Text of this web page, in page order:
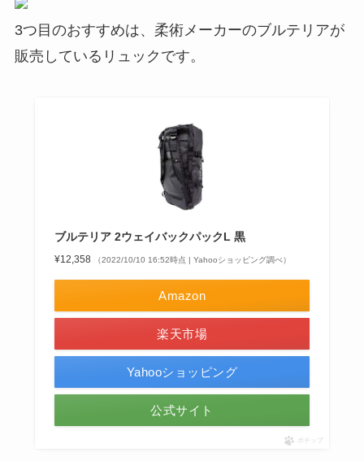
3つ目のおすすめは、柔術メーカーのブルテリアが
販売しているリュックです。
ブルテリア 2ウェイバックパックL 黒
¥12,358 （2022/10/10 16:52時点 | Yahooショッピング調べ）
Amazon
楽天市場
Yahooショッピング
公式サイト
ポチップ